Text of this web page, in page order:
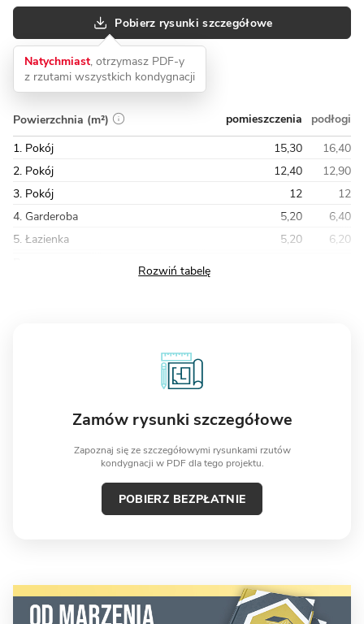
Pobierz rysunki szczegółowe
Natychmiast, otrzymasz PDF-y
z rzutami wszystkich kondygnacji
Powierzchnia (m²) pomieszczenia
podłogi
1. Pokój
15,30
16,40
2. Pokój
12,40
12,90
3. Pokój
12
12
4. Garderoba
5,20
6,40
5. Łazienka
5,20
6,20
Zamów rysunki szczegółowe
Zapoznaj się ze szczegółowymi rysunkami rzutów
kondygnacji w PDF dla tego projektu.
POBIERZ BEZPŁATNIE